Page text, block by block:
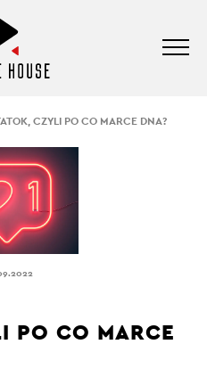
CZYLI PO CO MARCE DNA?
PO CO MARCE